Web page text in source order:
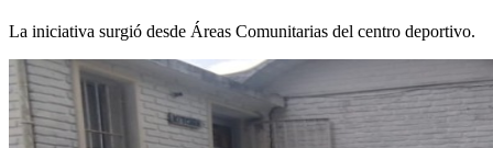
La iniciativa surgió desde Áreas Comunitarias del centro deportivo.